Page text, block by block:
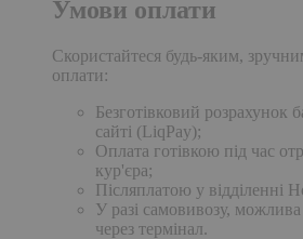
Умови оплати
Скористайтеся будь-яким,
оплати:
Безготівковий розрахунок
сайті (LiqPay);
Оплата готівкою під час
кур'єра;
Післяплатою у відділенні
У разі самовивозу,
через термінал.